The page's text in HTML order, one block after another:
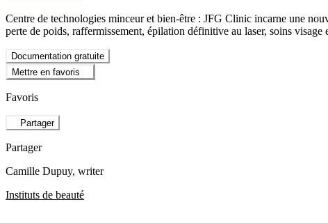
Centre de technologies minceur et bien-être : JFG Clinic incarne une
perte de poids, raffermissement, épilation définitive au laser, soins
Documentation gratuite
Mettre en favoris
Favoris
Partager
Partager
Camille Dupuy, writer
Instituts de beauté